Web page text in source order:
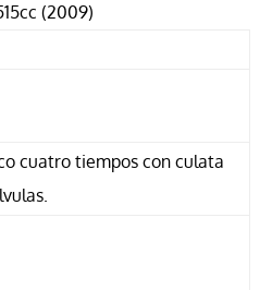
(2009)
cuatro tiempos con culata